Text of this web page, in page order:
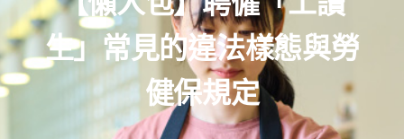
生」常見的違法樣態與勞
健保規定